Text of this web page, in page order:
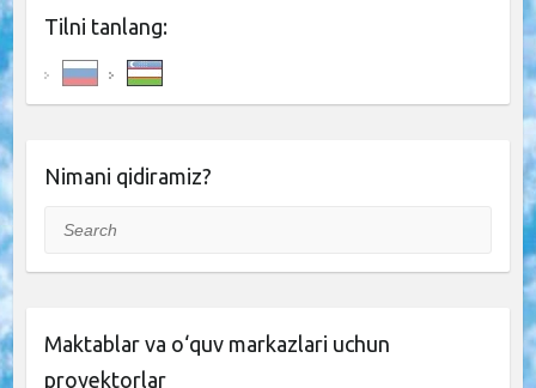
Tilni tanlang:
Nimani qidiramiz?
Search
Maktablar va o‘quv markazlari uchun
proyektorlar